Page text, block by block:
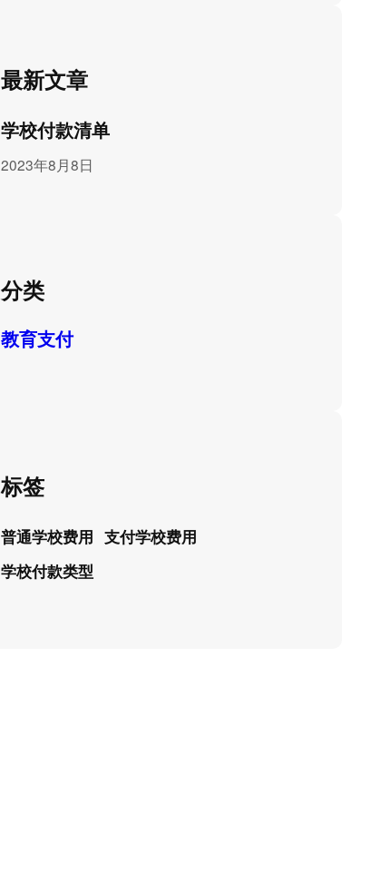
最新文章
学校付款清单
2023年8月8日
分类
教育支付
标签
普通学校费用 支付学校费用
学校付款类型